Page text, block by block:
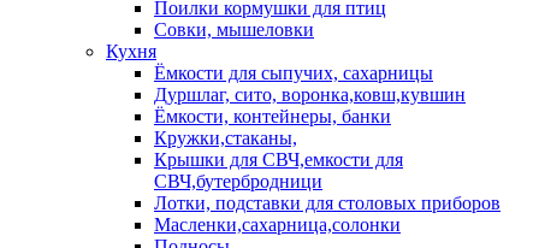
Поилки кормушки для птиц
Совки, мышеловки
Кухня
Ёмкости для сыпучих, сахарницы
Дуршлаг, сито, воронка,ковш,кувшин
Ёмкости, контейнеры, банки
Кружки,стаканы,
Крышки для СВЧ,емкости для
СВЧ,бутербродници
Лотки, подставки для столовых приборов
Масленки,сахарница,солонки